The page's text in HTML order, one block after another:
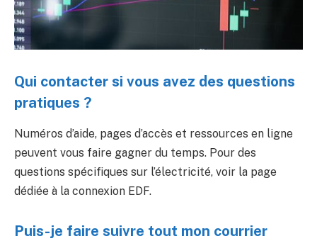
Qui contacter si vous avez des questions
pratiques ?
Numéros d’aide, pages d’accès et ressources en ligne
peuvent vous faire gagner du temps. Pour des
questions spécifiques sur l’électricité, voir la page
dédiée à la connexion EDF.
Puis-je faire suivre tout mon courrier